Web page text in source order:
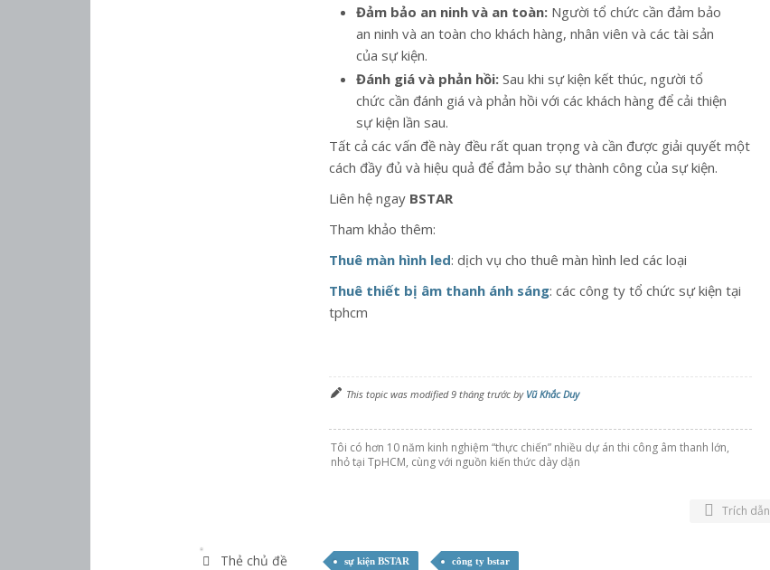
Đảm bảo an ninh và an toàn: Người tổ chức cần đảm bảo
an ninh và an toàn cho khách hàng, nhân viên và các tài sản
của sự kiện.
Đánh giá và phản hồi: Sau khi sự kiện kết thúc, người tổ
chức cần đánh giá và phản hồi với các khách hàng để cải thiện
sự kiện lần sau.
Tất cả các vấn đề này đều rất quan trọng và cần được giải quyết một
cách đầy đủ và hiệu quả để đảm bảo sự thành công của sự kiện.
Liên hệ ngay BSTAR
Tham khảo thêm:
Thuê màn hình led: dịch vụ cho thuê màn hình led các loại
Thuê thiết bị âm thanh ánh sáng: các công ty tổ chức sự kiện tại
tphcm
This topic was modified 9 tháng trước by Vũ Khắc Duy
Tôi có hơn 10 năm kinh nghiệm “thực chiến” nhiều dự án thi công âm thanh lớn,
nhỏ tại TpHCM, cùng với nguồn kiến thức dày dặn
Trích dẫn
Thẻ chủ đề sự kiện BSTAR công ty bstar